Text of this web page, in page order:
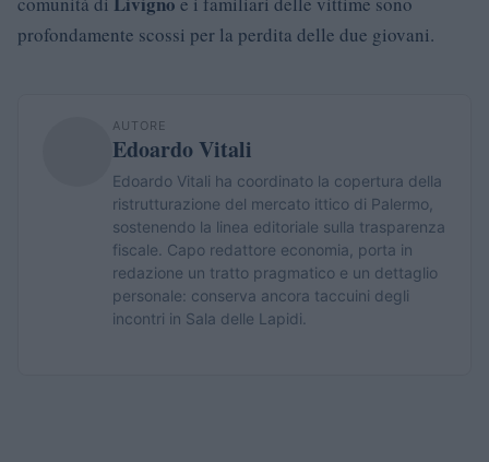
profondamente scossi per la perdita delle due giovani.
AUTORE
Edoardo Vitali
Edoardo Vitali ha coordinato la copertura della
ristrutturazione del mercato ittico di Palermo,
sostenendo la linea editoriale sulla trasparenza
fiscale. Capo redattore economia, porta in
redazione un tratto pragmatico e un dettaglio
personale: conserva ancora taccuini degli
incontri in Sala delle Lapidi.